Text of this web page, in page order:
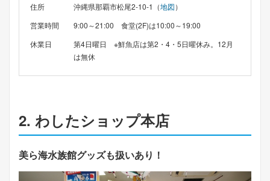
住所 沖縄県那覇市松尾2-10-1（地図）
営業時間
9:00～21:00 食堂(2F)は10:00～19:00
休業日
第4日曜日 ※鮮魚店は第2・4・5日曜休み。12月
は無休
2. わしたショップ本店
美ら海水族館グッズも扱いあり！